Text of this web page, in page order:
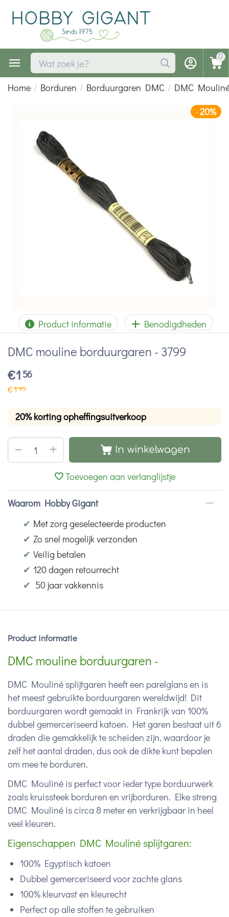
0
Home / Borduren / Borduurgaren DMC / DMC
-20%
Product informatie Benodigdheden
DMC mouline borduurgaren - 3799
€1 56
€195
20% korting opheffingsuitverkoop
+
− In winkelwagen
Toevoegen aan verlanglijstje
Waarom Hobby Gigant
✔ Met zorg geselecteerde producten
✔ Zo snel mogelijk verzonden
✔ Veilig betalen
✔ 120 dagen retourrecht
✔ 50 jaar vakkennis
Product informatie
DMC mouline borduurgaren -
DMC Mouliné splijtgaren heeft een parelglans en is
het meest gebruikte borduurgaren wereldwijd! Dit
borduurgaren wordt gemaakt in Frankrijk van 100%
dubbel gemerceriseerd katoen. Het garen bestaat uit 6
draden die gemakkelijk te scheiden zijn, waardoor je
zelf het aantal draden, dus ook de dikte kunt bepalen
om mee te borduren.
DMC Mouliné is perfect voor ieder type borduurwerk
zoals kruissteek borduren en vrijborduren. Elke streng
DMC Mouliné is circa 8 meter en verkrijgbaar in heel
veel kleuren.
Eigenschappen DMC Mouliné splijtgaren:
100% Egyptisch katoen
Dubbel gemerceriseerd voor zachte glans
100% kleurvast en kleurecht
Perfect op alle stoffen te gebruiken